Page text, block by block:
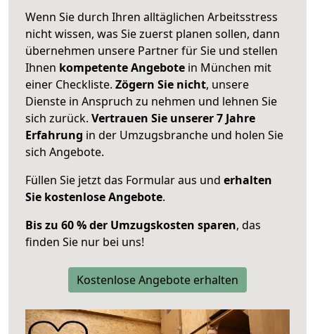
Wenn Sie durch Ihren alltäglichen Arbeitsstress
nicht wissen, was Sie zuerst planen sollen, dann
übernehmen unsere Partner für Sie und stellen
Ihnen kompetente Angebote in München mit
einer Checkliste. Zögern Sie nicht, unsere
Dienste in Anspruch zu nehmen und lehnen Sie
sich zurück. Vertrauen Sie unserer 7 Jahre
Erfahrung in der Umzugsbranche und holen Sie
sich Angebote.
Füllen Sie jetzt das Formular aus und erhalten
Sie kostenlose Angebote.
Bis zu 60 % der Umzugskosten sparen, das
finden Sie nur bei uns!
Kostenlose Angebote erhalten